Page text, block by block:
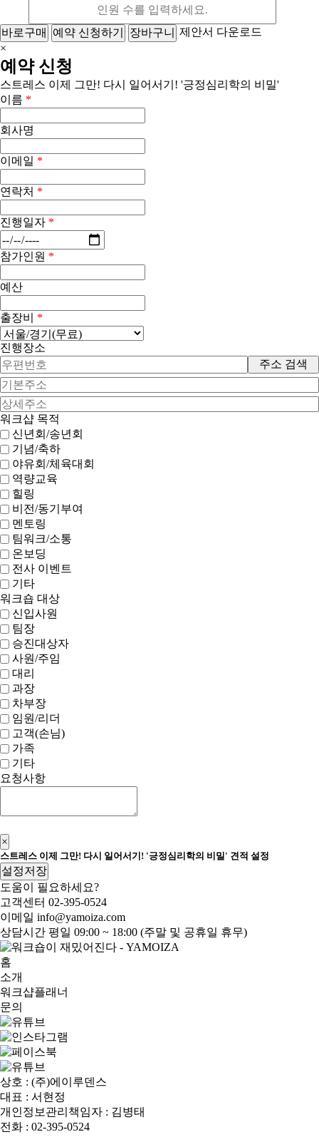
바로구매 예약 신청하기 장바구니
제안서 다운로드
×
예약 신청
스트레스 이제 그만! 다시 일어서기! '긍정심리학의 비밀'
이름 *
회사명
이메일 *
연락처 *
진행일자 *
참가인원 *
예산
출장비 *
진행장소
주소 검색
워크샵 목적
신년회/송년회
기념/축하
야유회/체육대회
역량교육
힐링
비전/동기부여
멘토링
팀워크/소통
온보딩
전사 이벤트
기타
워크숍 대상
신입사원
팀장
승진대상자
사원/주임
대리
과장
차부장
임원/리더
고객(손님)
가족
기타
요청사항
×
스트레스 이제 그만! 다시 일어서기! '긍정심리학의 비밀' 견적 설정
설정저장
도움이 필요하세요?
고객센터 02-395-0524
이메일 info@yamoiza.com
상담시간 평일 09:00 ~ 18:00 (주말 및 공휴일 휴무)
홈
소개
워크샵플래너
문의
상호 : (주)에이루덴스
대표 : 서현정
개인정보관리책임자 : 김병태
전화 : 02-395-0524